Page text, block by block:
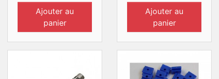
Ajouter au
panier
Ajouter au
panier